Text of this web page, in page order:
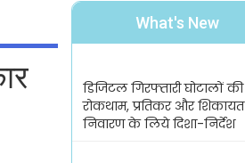
What's New
डिजिटल गिरफ्तारी घोटालों की
रोकथाम, प्रतिकर और शिकायत
निवारण के लिये दिशा-निर्देश